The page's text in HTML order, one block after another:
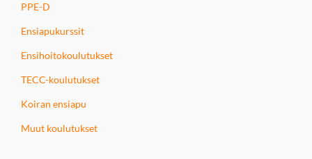
PPE-D
Ensiapukurssit
Ensihoitokoulutukset
TECC-koulutukset
Koiran ensiapu
Muut koulutukset